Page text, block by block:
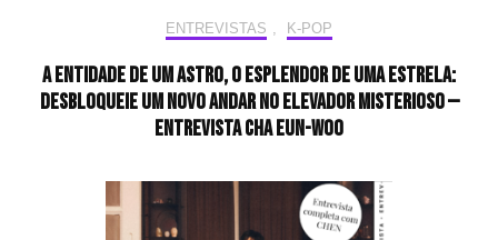
ENTREVISTAS K-POP
A entidade de um astro, o esplendor de uma estrela:
desbloqueie um novo andar no elevador misterioso —
Entrevista CHA EUN-WOO